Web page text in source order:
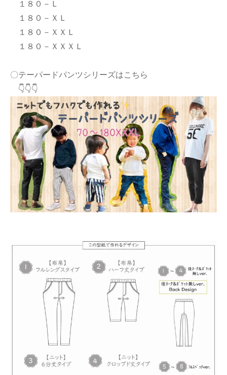
１８０－Ｌ
１８０－ＸＬ
１８０－ＸＸＬ
１８０－ＸＸＸＬ
〇テーパードパンツシリーズはこちら
👇👇👇